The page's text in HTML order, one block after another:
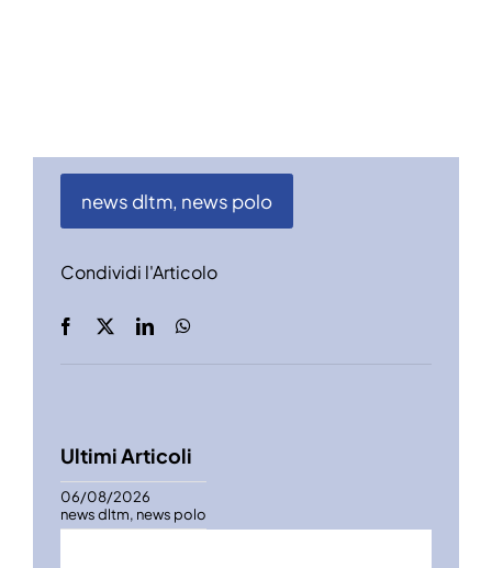
news dltm, news polo
Condividi l'Articolo
Ultimi Articoli
06/08/2026
news dltm, news polo